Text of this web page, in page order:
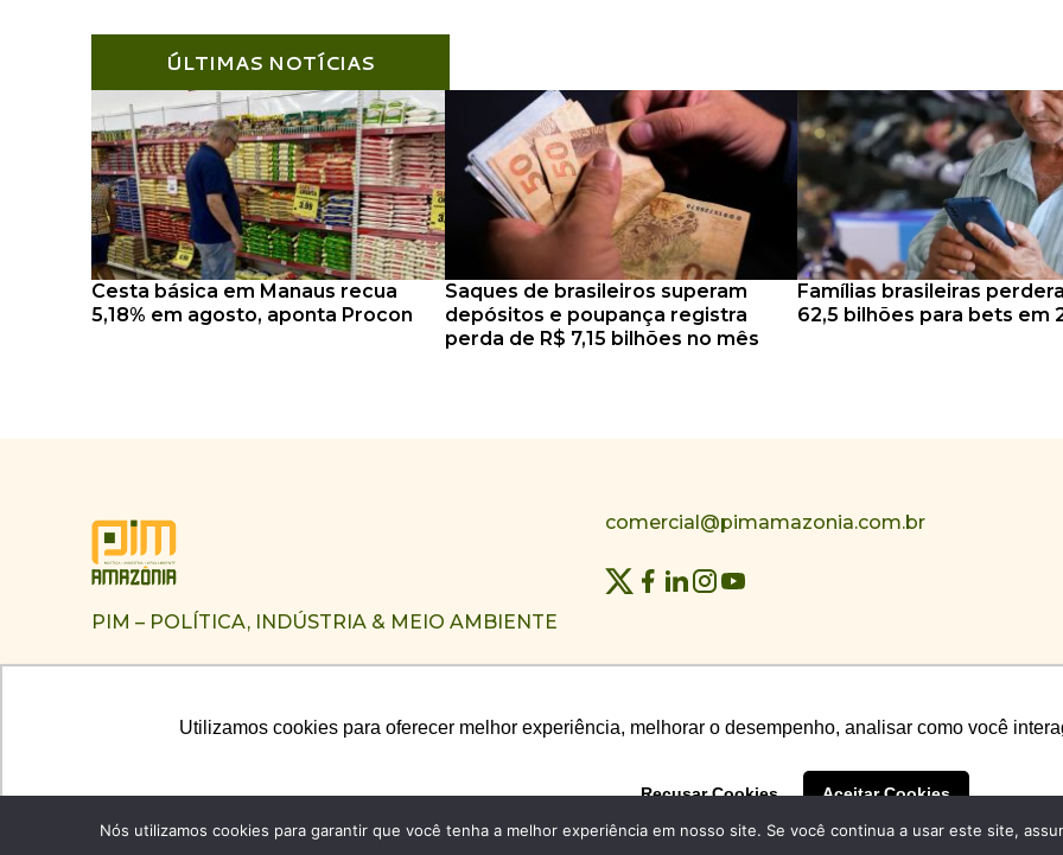
Utilizamos cookies para oferecer melhor experiência, melhorar o desempenho, analisar como você
Recusar Cookies Aceitar Cookies
Utilizamos cookies para oferecer melhor experiência, melhorar o desempenho, analisar como você
Recusar Cookies Aceitar Cookies
ÚLTIMAS NOTÍCIAS
Cesta básica em Manaus recua
5,18% em agosto, aponta Procon
Saques de brasileiros superam
depósitos e poupança registra
perda de R$ 7,15 bilhões no mês
Famílias brasileiras
62,5 bilhões para bets em
PIM – POLÍTICA, INDÚSTRIA & MEIO AMBIENTE
comercial@pimamazonia.com.br
© PIM – POLÍTICA, INDÚSTRIA & MEIO AMBIENTE 2026
Nós utilizamos cookies para garantir que você tenha a melhor experiência em nosso site. Se você continua a usar este site,